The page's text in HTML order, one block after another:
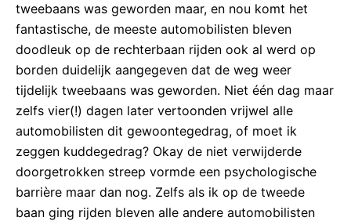
tweebaans was geworden maar, en nou komt het
fantastische, de meeste automobilisten bleven
doodleuk op de rechterbaan rijden ook al werd op
borden duidelijk aangegeven dat de weg weer
tijdelijk tweebaans was geworden. Niet één dag maar
zelfs vier(!) dagen later vertoonden vrijwel alle
automobilisten dit gewoontegedrag, of moet ik
zeggen kuddegedrag? Okay de niet verwijderde
doorgetrokken streep vormde een psychologische
barrière maar dan nog. Zelfs als ik op de tweede
baan ging rijden bleven alle andere automobilisten